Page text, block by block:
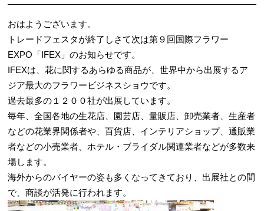
おはようございます。
トレードフェスタが終了しさて次は第９回国際フラワー
EXPO「IFEX」のお知らせです。
IFEXは、花に関するあらゆる商品が、世界中から出展するア
ジア最大のフラワービジネスショウです。
過去最多の１２００社が出展しています。
毎年、全国各地の生花店、園芸店、量販店、卸売業者、生産者
などの花業界関係者や、百貨店、インテリアショップ、通販業
者などの小売業者、ホテル・ブライダル関連業者などが多数来
場します。
海外からのバイヤーの姿も多くなってきており、出展社との間
で、商談が活発に行われます。